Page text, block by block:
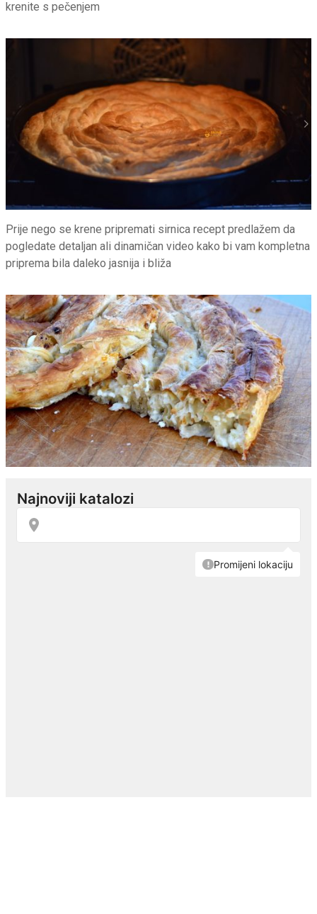
krenite s pečenjem
Prije nego se krene pripremati sirnica recept predlažem da
pogledate detaljan ali dinamičan video kako bi vam kompletna
priprema bila daleko jasnija i bliža